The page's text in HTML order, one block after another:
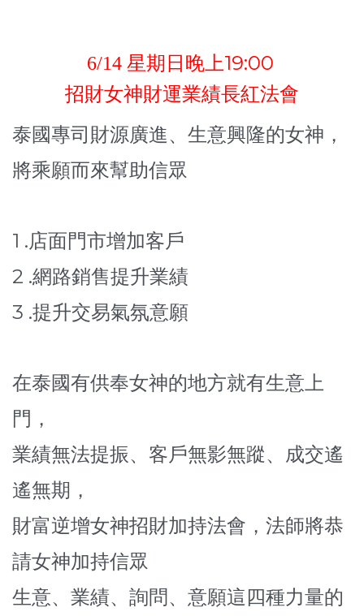
6/14 星期日晚上19:00
招財女神財運業績長紅法會
泰國專司財源廣進、生意興隆的女神，
將乘願而來幫助信眾
1 .店面門市增加客戶
2 .網路銷售提升業績
3 .提升交易氣氛意願
在泰國有供奉女神的地方就有生意上
門，
業績無法提振、客戶無影無蹤、成交遙
遙無期，
財富逆增女神招財加持法會，法師將恭
請女神加持信眾
生意、業績、詢問、意願這四種力量的